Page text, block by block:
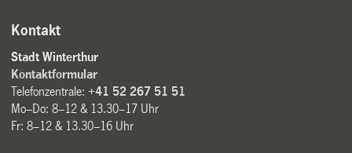
Kontakt
Stadt Winterthur
Kontaktformular
Telefonzentrale:+41 52 267 51 51
Mo–Do: 8–12 & 13.30–17 Uhr
Fr: 8–12 & 13.30–16 Uhr